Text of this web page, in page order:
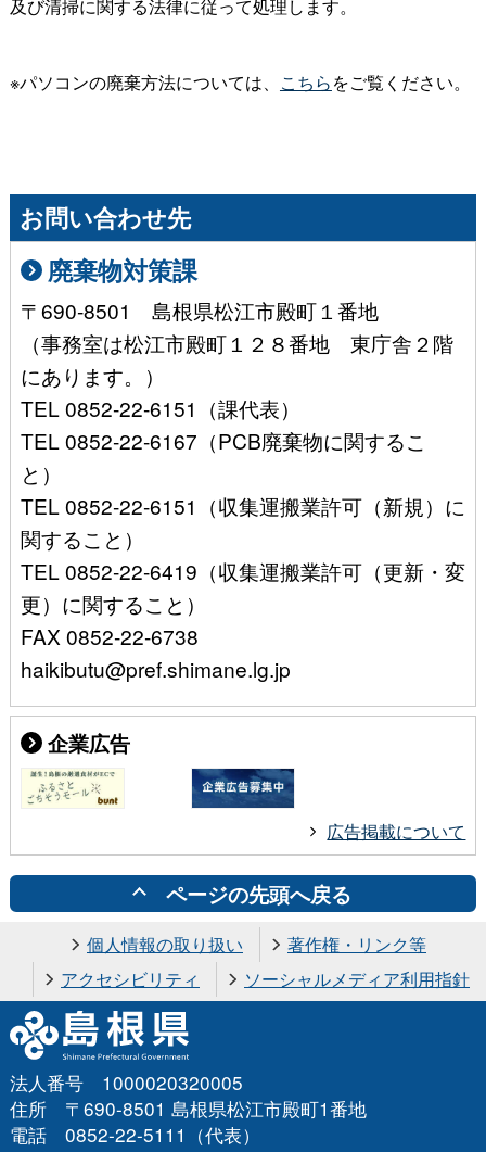
及び清掃に関する法律に従って処理します。
※パソコンの廃棄方法については、 こちらをご覧ください。
お問い合わせ先
廃棄物対策課
〒690-8501 島根県松江市殿町１番地
（事務室は松江市殿町１２８番地 東庁舎２階
にあります。）
TEL 0852-22-6151（課代表）
TEL 0852-22-6167（PCB廃棄物に関するこ
と）
TEL 0852-22-6151（収集運搬業許可（新規）に
関すること）
TEL 0852-22-6419（収集運搬業許可（更新・変
更）に関すること）
FAX 0852-22-6738
haikibutu@pref.shimane.lg.jp
企業広告
広告掲載について
ページの先頭へ戻る
個人情報の取り扱い
著作権・リンク等
アクセシビリティ
ソーシャルメディア利用指針
法人番号 1000020320005
住所 〒690-8501 島根県松江市殿町1番地
電話 0852-22-5111（代表）